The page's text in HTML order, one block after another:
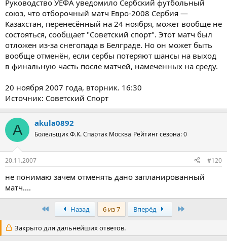
Руководство УЕФА уведомило Сербский футбольный
союз, что отборочный матч Евро-2008 Сербия —
Казахстан, перенесённый на 24 ноября, может вообще не
состояться, сообщает "Советский спорт". Этот матч был
отложен из-за снегопада в Белграде. Но он может быть
вообще отменён, если сербы потеряют шансы на выход
в финальную часть после матчей, намеченных на среду.
20 ноября 2007 года, вторник. 16:30
Источник: Советский Спорт
A akula0892
Болельщик Ф.К. Спартак Москва Рейтинг сезона: 0
20.11.2007 #120
не понимаю зачем отменять дано запланированный
матч....
ПервыйНазад 6 из 7 Вперёд
Закрыто для дальнейших ответов.